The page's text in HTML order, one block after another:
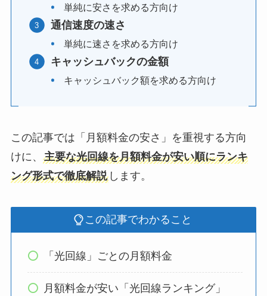
単純に安さを求める方向け
通信速度の速さ
単純に速さを求める方向け
キャッシュバックの金額
キャッシュバック額を求める方向け
この記事では「月額料金の安さ」を重視する方向
けに、 主要な光回線を月額料金が安い順にランキ
ング形式で徹底解説します。
この記事でわかること
「光回線」ごとの月額料金
月額料金が安い「光回線ランキング」